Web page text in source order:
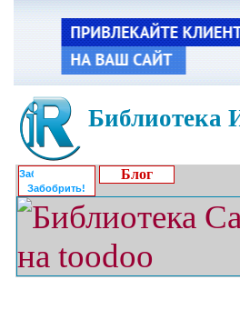
Библиотека
Забобрить!
Блог